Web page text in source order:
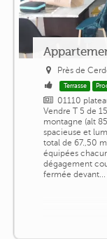
Près de
Terrasse
01110
Vendre T 5 de
montagne (alt
spacieuse et
total de 67.,50
équipées
dégagement
fermée devant...